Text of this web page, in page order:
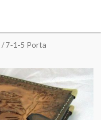
/7-1-5 Porta